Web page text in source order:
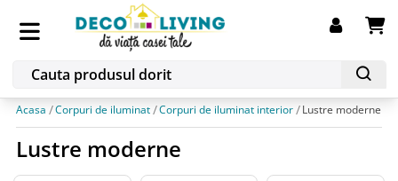
Acasa Corpuri de iluminat Corpuri de iluminat interior Lustre moderne
Lustre moderne